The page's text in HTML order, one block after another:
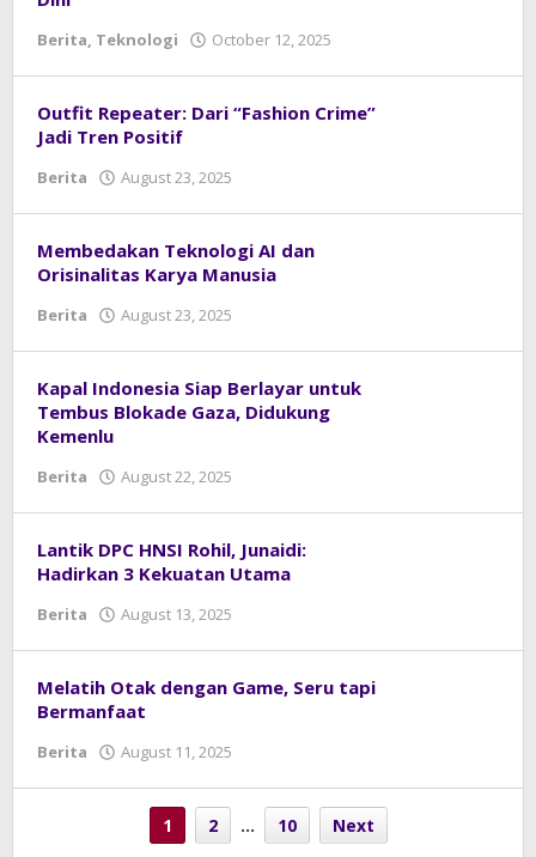
Berita, Teknologi October 12, 2025
Outfit Repeater: Dari “Fashion Crime”
Jadi Tren Positif
Berita August 23, 2025
Membedakan Teknologi AI dan
Orisinalitas Karya Manusia
Berita August 23, 2025
Kapal Indonesia Siap Berlayar untuk
Tembus Blokade Gaza, Didukung
Kemenlu
Berita August 22, 2025
Lantik DPC HNSI Rohil, Junaidi:
Hadirkan 3 Kekuatan Utama
Berita August 13, 2025
Melatih Otak dengan Game, Seru tapi
Bermanfaat
Berita August 11, 2025
1 2 … 10 Next